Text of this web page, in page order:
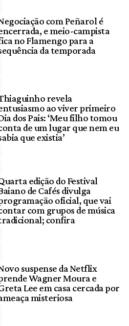
com Peñarol é
e meio-campista
no Flamengo para a
da temporada
revela
ao viver primeiro
dos Pais: ‘Meu filho tomou
de um lugar que nem eu
que existia’
edição do Festival
de Cafés divulga
oficial, que vai
com grupos de música
confira
suspense da Netflix
Wagner Moura e
Lee em casa cercada por
misteriosa